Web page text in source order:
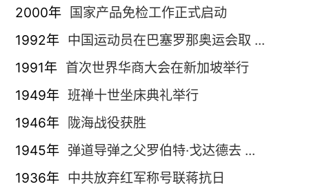
2000年
国家产品免检工作正式启动
1992年 中国运动员在巴塞罗那奥运会取 ...
1991年 首次世界华商大会在新加坡举行
1949年 班禅十世坐床典礼举行
1946年 陇海战役获胜
1945年 弹道导弹之父罗伯特·戈达德去 ...
1936年 中共放弃红军称号联蒋抗日